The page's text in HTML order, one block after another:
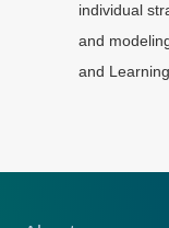
individual
and
and